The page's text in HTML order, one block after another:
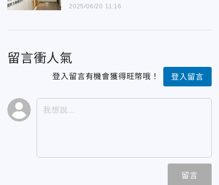
2025/06/20 11:16
留言衝人氣
登入留言有機會獲得旺幣哦！ 登入留言
留言